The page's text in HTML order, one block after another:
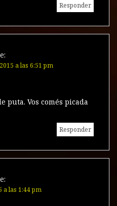
Responder
a las 6:51 pm
puta. Vos comés picada
Responder
a las 1:44 pm